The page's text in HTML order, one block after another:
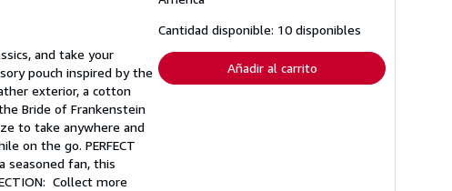
and take your
pouch inspired by the
exterior, a cotton
Bride of Frankenstein
to take anywhere and
on the go. PERFECT
seasoned fan, this
Collect more
tarifas
de
envío
Cantidad disponible: 10 disponibles
Añadir al carrito